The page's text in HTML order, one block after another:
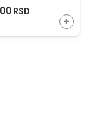
RSD